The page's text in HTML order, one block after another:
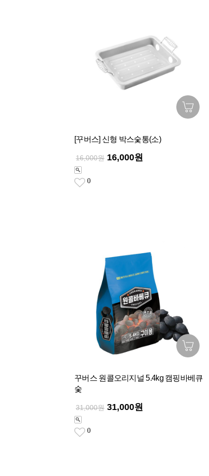
[꾸버스] 신형 박스숯통(소)
16,000원 16,000원
0
꾸버스 원콜오리지널 5.4kg 캠핑바베큐
숯
31,000원 31,000원
0